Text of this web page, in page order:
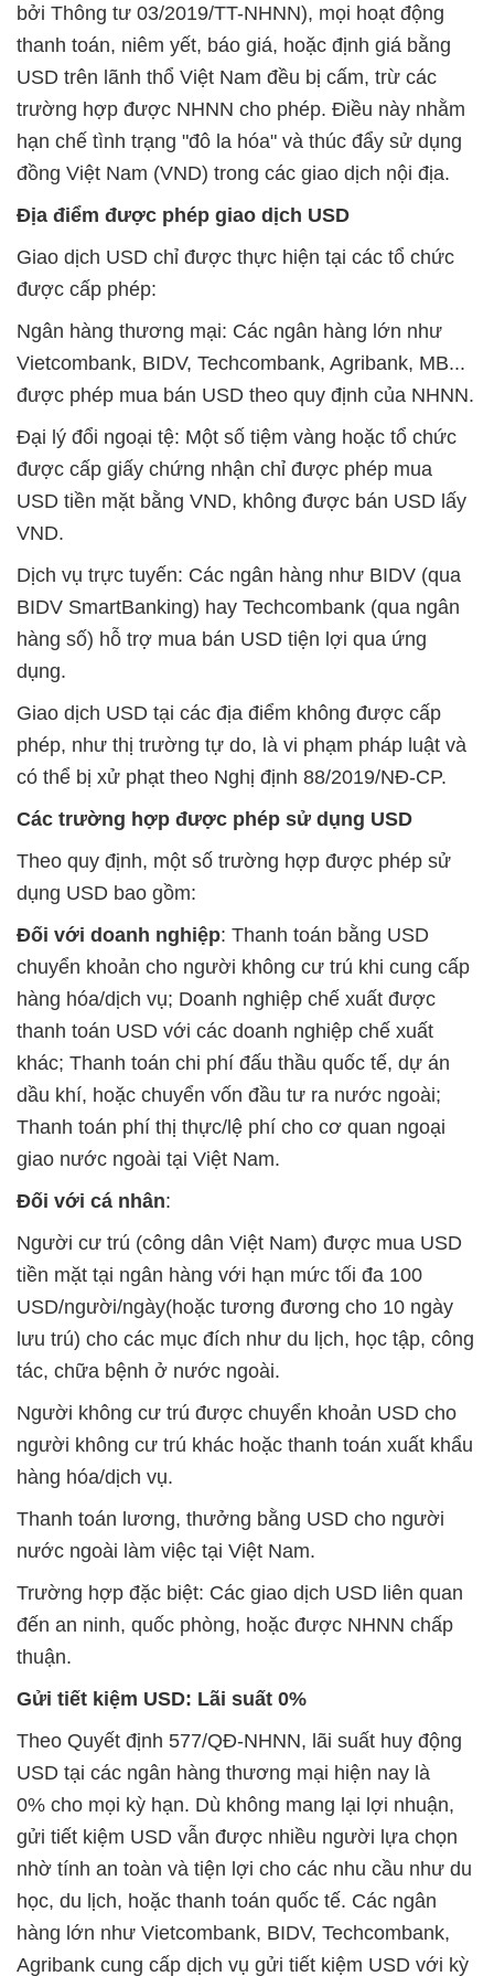
bởi Thông tư 03/2019/TT-NHNN), mọi hoạt động
thanh toán, niêm yết, báo giá, hoặc định giá bằng
USD trên lãnh thổ Việt Nam đều bị cấm, trừ các
trường hợp được NHNN cho phép. Điều này nhằm
hạn chế tình trạng "đô la hóa" và thúc đẩy sử dụng
đồng Việt Nam (VND) trong các giao dịch nội địa.
Địa điểm được phép giao dịch USD
Giao dịch USD chỉ được thực hiện tại các tổ chức
được cấp phép:
Ngân hàng thương mại: Các ngân hàng lớn như
Vietcombank, BIDV, Techcombank, Agribank, MB...
được phép mua bán USD theo quy định của NHNN.
Đại lý đổi ngoại tệ: Một số tiệm vàng hoặc tổ chức
được cấp giấy chứng nhận chỉ được phép mua
USD tiền mặt bằng VND, không được bán USD lấy
VND.
Dịch vụ trực tuyến: Các ngân hàng như BIDV (qua
BIDV SmartBanking) hay Techcombank (qua ngân
hàng số) hỗ trợ mua bán USD tiện lợi qua ứng
dụng.
Giao dịch USD tại các địa điểm không được cấp
phép, như thị trường tự do, là vi phạm pháp luật và
có thể bị xử phạt theo Nghị định 88/2019/NĐ-CP.
Các trường hợp được phép sử dụng USD
Theo quy định, một số trường hợp được phép sử
dụng USD bao gồm:
Đối với doanh nghiệp: Thanh toán bằng USD
chuyển khoản cho người không cư trú khi cung cấp
hàng hóa/dịch vụ; Doanh nghiệp chế xuất được
thanh toán USD với các doanh nghiệp chế xuất
khác; Thanh toán chi phí đấu thầu quốc tế, dự án
dầu khí, hoặc chuyển vốn đầu tư ra nước ngoài;
Thanh toán phí thị thực/lệ phí cho cơ quan ngoại
giao nước ngoài tại Việt Nam.
Đối với cá nhân:
Người cư trú (công dân Việt Nam) được mua USD
tiền mặt tại ngân hàng với hạn mức tối đa 100
USD/người/ngày(hoặc tương đương cho 10 ngày
lưu trú) cho các mục đích như du lịch, học tập, công
tác, chữa bệnh ở nước ngoài.
Người không cư trú được chuyển khoản USD cho
người không cư trú khác hoặc thanh toán xuất khẩu
hàng hóa/dịch vụ.
Thanh toán lương, thưởng bằng USD cho người
nước ngoài làm việc tại Việt Nam.
Trường hợp đặc biệt: Các giao dịch USD liên quan
đến an ninh, quốc phòng, hoặc được NHNN chấp
thuận.
Gửi tiết kiệm USD: Lãi suất 0%
Theo Quyết định 577/QĐ-NHNN, lãi suất huy động
USD tại các ngân hàng thương mại hiện nay là
0% cho mọi kỳ hạn. Dù không mang lại lợi nhuận,
gửi tiết kiệm USD vẫn được nhiều người lựa chọn
nhờ tính an toàn và tiện lợi cho các nhu cầu như du
học, du lịch, hoặc thanh toán quốc tế. Các ngân
hàng lớn như Vietcombank, BIDV, Techcombank,
Agribank cung cấp dịch vụ gửi tiết kiệm USD với kỳ